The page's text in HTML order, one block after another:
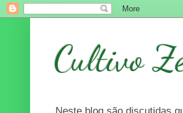
Cultivo